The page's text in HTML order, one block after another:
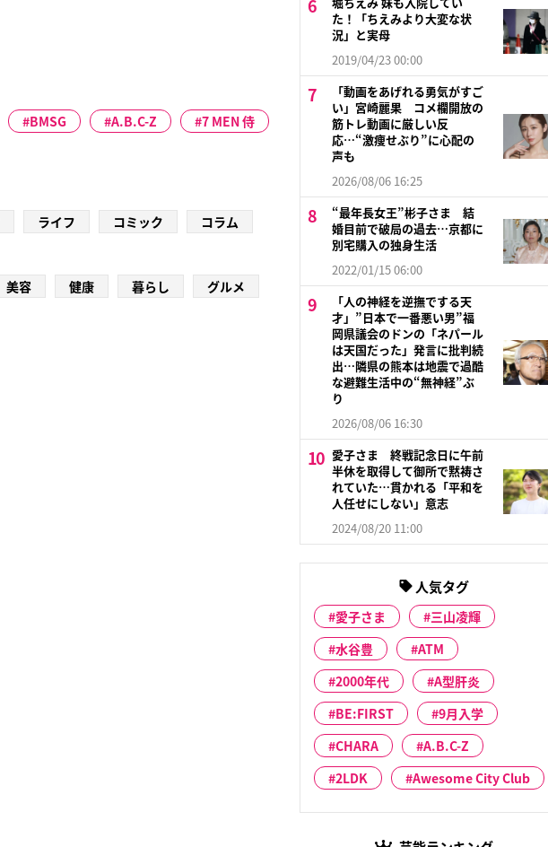
BMSG A.B.C-Z
7 MEN 侍
ライフ コミック
コラム
美容 健康 暮らし グルメ
た！「ちえみより大変な状
況」と実母
2019/04/23 00:00
「動画をあげれる勇気がすご
い」宮崎麗果 コメ欄開放の
筋トレ動画に厳しい反
応…“激痩せぶり”に心配の
声も
2026/08/06 16:25
“最年長女王”彬子さま 結
婚目前で破局の過去…京都に
別宅購入の独身生活
2022/01/15 06:00
「人の神経を逆撫でする天
才」”日本で一番悪い男”福
岡県議会のドンの「ネパール
は天国だった」発言に批判続
出…隣県の熊本は地震で過酷
な避難生活中の“無神経”ぶ
り
2026/08/06 16:30
愛子さま 終戦記念日に午前
半休を取得して御所で黙祷さ
れていた…貫かれる「平和を
人任せにしない」意志
2024/08/20 11:00
人気タグ
愛子さま
三山凌輝
水谷豊
ATM
2000年代
A型肝炎
BE:FIRST
9月入学
CHARA
A.B.C-Z
2LDK
Awesome City Club